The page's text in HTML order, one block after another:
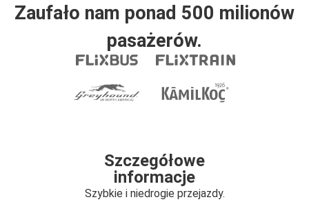
Zaufało nam ponad 500 milionów
pasażerów.
Szczegółowe
informacje
Szybkie i niedrogie przejazdy.